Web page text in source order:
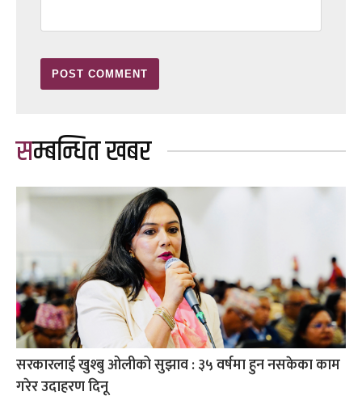
सम्बन्धित खबर
सरकारलाई खुश्बु ओलीको सुझाव : ३५ वर्षमा हुन नसकेका काम
गरेर उदाहरण दिनू